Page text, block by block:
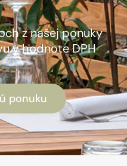
z našej ponuky
v hodnote DPH
ponuku